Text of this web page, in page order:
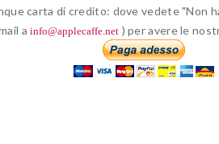
carta di credito: dove vedete "Non
ainfo@applecaffe.net ) per avere le